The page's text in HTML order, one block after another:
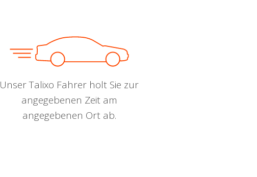
Unser Talixo Fahrer holt Sie zur
angegebenen Zeit am
angegebenen Ort ab.